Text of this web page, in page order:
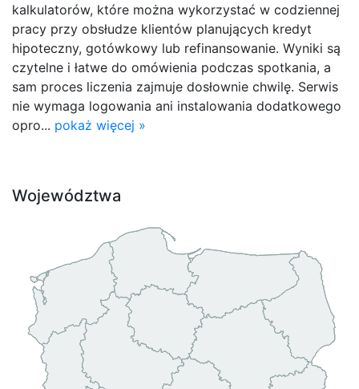
kalkulatorów, które można wykorzystać w codziennej
pracy przy obsłudze klientów planujących kredyt
hipoteczny, gotówkowy lub refinansowanie. Wyniki są
czytelne i łatwe do omówienia podczas spotkania, a
sam proces liczenia zajmuje dosłownie chwilę. Serwis
nie wymaga logowania ani instalowania dodatkowego
opro... pokaż więcej »
Województwa